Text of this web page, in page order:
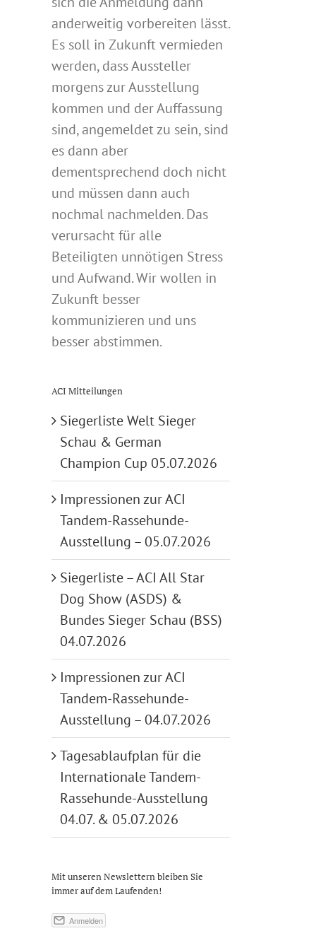
anderweitig vorbereiten lässt.
Es soll in Zukunft vermieden
werden, dass Aussteller
morgens zur Ausstellung
kommen und der Auffassung
sind, angemeldet zu sein, sind
es dann aber
dementsprechend doch nicht
und müssen dann auch
nochmal nachmelden. Das
verursacht für alle
Beteiligten unnötigen Stress
und Aufwand. Wir wollen in
Zukunft besser
kommunizieren und uns
besser abstimmen.
ACI Mitteilungen
Siegerliste Welt Sieger
Schau & German
Champion Cup 05.07.2026
Impressionen zur ACI
Tandem-Rassehunde-
Ausstellung – 05.07.2026
Siegerliste – ACI All Star
Dog Show (ASDS) &
Bundes Sieger Schau (BSS)
04.07.2026
Impressionen zur ACI
Tandem-Rassehunde-
Ausstellung – 04.07.2026
Tagesablaufplan für die
Internationale Tandem-
Rassehunde-Ausstellung
04.07. & 05.07.2026
Mit unseren Newslettern bleiben Sie
immer auf dem Laufenden!